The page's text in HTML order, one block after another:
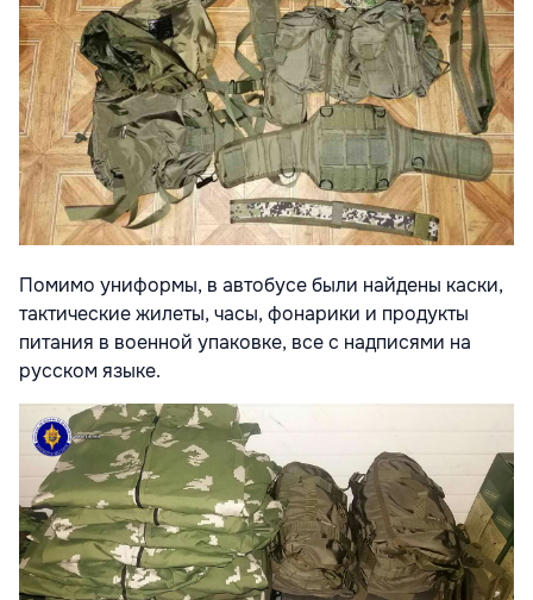
Помимо униформы, в автобусе были найдены каски,
тактические жилеты, часы, фонарики и продукты
питания в военной упаковке, все с надписями на
русском языке.